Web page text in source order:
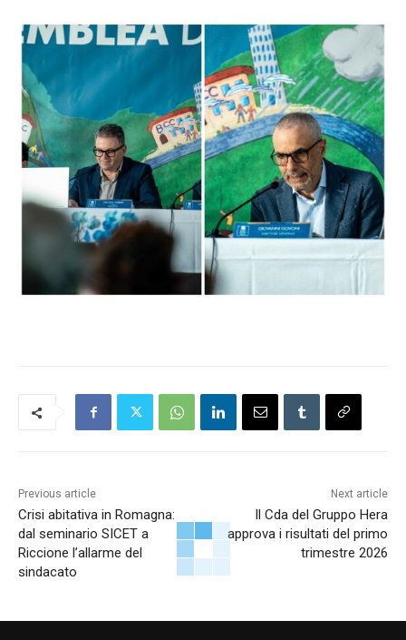
Previous article
Crisi abitativa in Romagna:
dal seminario SICET a
Riccione l’allarme del
sindacato
Next article
Il Cda del Gruppo Hera
approva i risultati del primo
trimestre 2026